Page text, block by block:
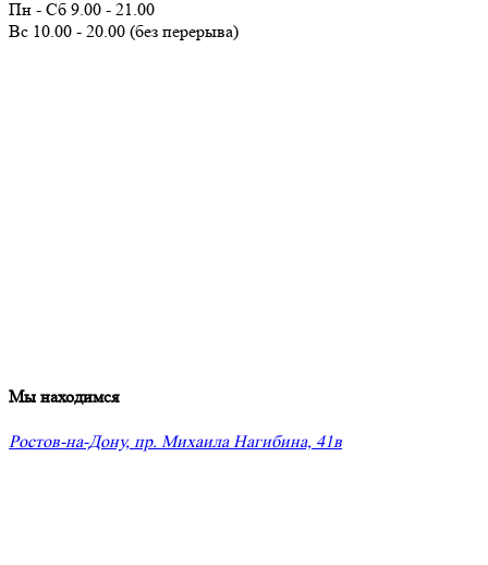
Пн - Сб 9.00 - 21.00
Вс 10.00 - 20.00 (без перерыва)
Мы находимся
Ростов-на-Дону, пр. Михаила Нагибина, 41в